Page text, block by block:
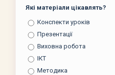
Які матеріали цікавлять?
Конспекти уроків
Презентації
Виховна робота
ІКТ
Методика